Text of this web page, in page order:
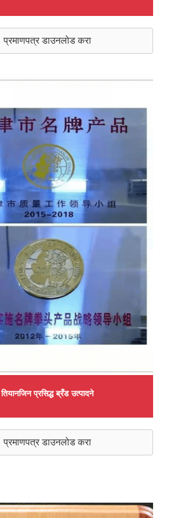
प्रमाणपत्र डाउनलोड करा
तियानजिन प्रसिद्ध ब्रँड उत्पादने
प्रमाणपत्र डाउनलोड करा